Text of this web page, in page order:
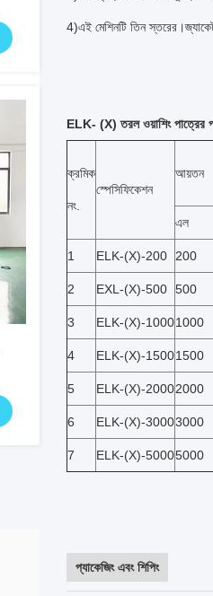
4)এই মেশিনটি তিন
ELK- (X) তরল ওয়াশিং পাত্রের
ক্রমিক
নং.
স্পেসিফিকেশন
আয়তন
এল
1 ELK-(X)-200 200
2 EXL-(X)-500 500
3 ELK-(X)-10001000
4 ELK-(X)-15001500
5 ELK-(X)-20002000
6 ELK-(X)-30003000
7 ELK-(X)-50005000
প্যাকেজিং এবং শিপিং